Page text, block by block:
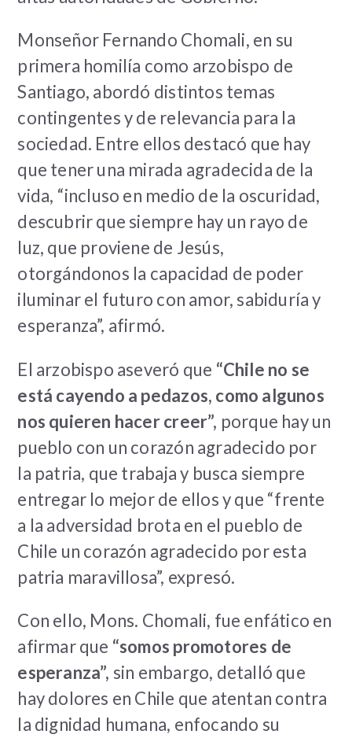
Monseñor Fernando Chomali, en su
primera homilía como arzobispo de
Santiago, abordó distintos temas
contingentes y de relevancia para la
sociedad. Entre ellos destacó que hay
que tener una mirada agradecida de la
vida, “incluso en medio de la oscuridad,
descubrir que siempre hay un rayo de
luz, que proviene de Jesús,
otorgándonos la capacidad de poder
iluminar el futuro con amor, sabiduría y
esperanza”, afirmó.
El arzobispo aseveró que “Chile no se
está cayendo a pedazos, como algunos
nos quieren hacer creer”, porque hay un
pueblo con un corazón agradecido por
la patria, que trabaja y busca siempre
entregar lo mejor de ellos y que “frente
a la adversidad brota en el pueblo de
Chile un corazón agradecido por esta
patria maravillosa”, expresó.
Con ello, Mons. Chomali, fue enfático en
afirmar que “somos promotores de
esperanza”, sin embargo, detalló que
hay dolores en Chile que atentan contra
la dignidad humana, enfocando su